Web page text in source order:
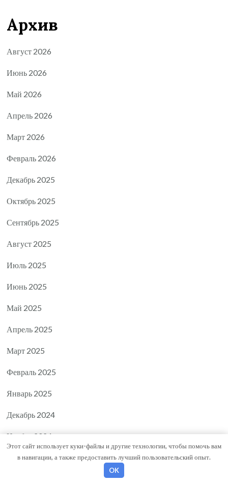
Архив
Август 2026
Июнь 2026
Май 2026
Апрель 2026
Март 2026
Февраль 2026
Декабрь 2025
Октябрь 2025
Сентябрь 2025
Август 2025
Июль 2025
Июнь 2025
Май 2025
Апрель 2025
Март 2025
Февраль 2025
Январь 2025
Декабрь 2024
Ноябрь 2024
Октябрь 2024
Этот сайт использует куки-файлы и другие технологии, чтобы помочь вам
в навигации, а также предоставить лучший пользовательский опыт.
OK